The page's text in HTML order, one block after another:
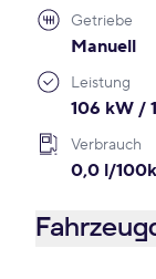
Getriebe
Manuell
Leistung
106 kW /
Verbrauch
0,0 l/